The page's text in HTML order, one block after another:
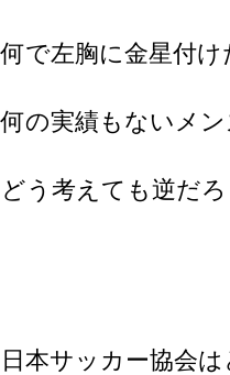
何で左胸に金星付
何の実績もないメ
どう考えても逆だろ
日本サッカー協会